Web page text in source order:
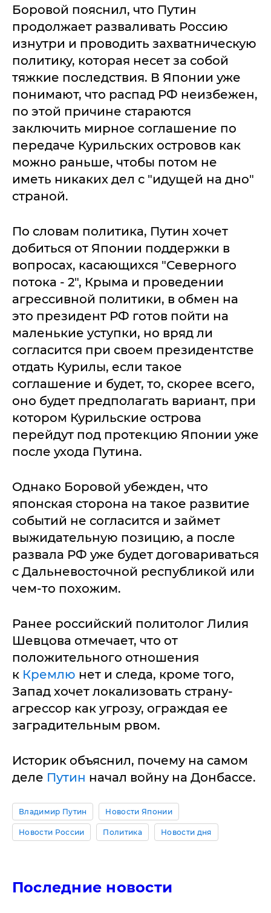
Боровой пояснил, что Путин
продолжает разваливать Россию
изнутри и проводить захватническую
политику, которая несет за собой
тяжкие последствия. В Японии уже
понимают, что распад РФ неизбежен,
по этой причине стараются
заключить мирное соглашение по
передаче Курильских островов как
можно раньше, чтобы потом не
иметь никаких дел с "идущей на дно"
страной.
По словам политика, Путин хочет
добиться от Японии поддержки в
вопросах, касающихся "Северного
потока - 2", Крыма и проведении
агрессивной политики, в обмен на
это президент РФ готов пойти на
маленькие уступки, но вряд ли
согласится при своем президентстве
отдать Курилы, если такое
соглашение и будет, то, скорее всего,
оно будет предполагать вариант, при
котором Курильские острова
перейдут под протекцию Японии уже
после ухода Путина.
Однако Боровой убежден, что
японская сторона на такое развитие
событий не согласится и займет
выжидательную позицию, а после
развала РФ уже будет договариваться
с Дальневосточной республикой или
чем-то похожим.
Ранее российский политолог Лилия
Шевцова отмечает, что от
положительного отношения
к Кремлю нет и следа, кроме того,
Запад хочет локализовать страну-
агрессор как угрозу, ограждая ее
заградительным рвом.
Историк объяснил, почему на самом
деле Путин начал войну на Донбассе.
Владимир Путин Новости Японии
Новости России Политика Новости дня
Последние новости